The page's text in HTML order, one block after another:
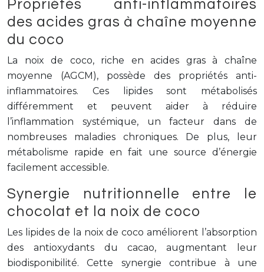
Propriétés anti-inflammatoires
des acides gras à chaîne moyenne
du coco
La noix de coco, riche en acides gras à chaîne
moyenne (AGCM), possède des propriétés anti-
inflammatoires. Ces lipides sont métabolisés
différemment et peuvent aider à réduire
l’inflammation systémique, un facteur dans de
nombreuses maladies chroniques. De plus, leur
métabolisme rapide en fait une source d’énergie
facilement accessible.
Synergie nutritionnelle entre le
chocolat et la noix de coco
Les lipides de la noix de coco améliorent l’absorption
des antioxydants du cacao, augmentant leur
biodisponibilité. Cette synergie contribue à une